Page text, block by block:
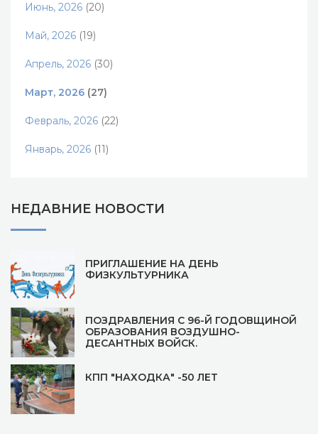
Июнь, 2026 (20)
Май, 2026 (19)
Апрель, 2026 (30)
Март, 2026 (27)
Февраль, 2026 (22)
Январь, 2026 (11)
НЕДАВНИЕ НОВОСТИ
ПРИГЛАШЕНИЕ НА ДЕНЬ
ФИЗКУЛЬТУРНИКА
ПОЗДРАВЛЕНИЯ С 96-Й ГОДОВЩИНОЙ
ОБРАЗОВАНИЯ ВОЗДУШНО-
ДЕСАНТНЫХ ВОЙСК.
КПП "НАХОДКА" -50 ЛЕТ